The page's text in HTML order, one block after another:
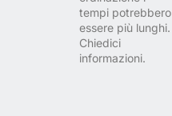
tempi potrebbero
essere più lunghi.
Chiedici
informazioni.